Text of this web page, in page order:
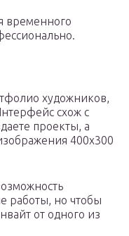
временного
художников,
схож с
проекты, а
400х300
работы, но чтобы
от одного из